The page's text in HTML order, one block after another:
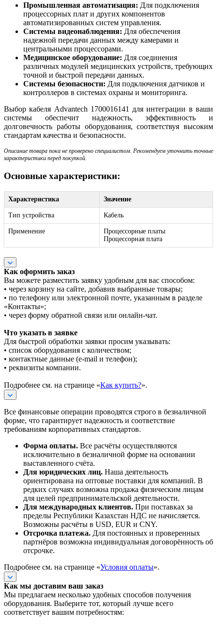
Промышленная автоматизация: Для подключения
процессорных плат и других компонентов
автоматизированных систем управления.
Системы видеонаблюдения: Для обеспечения
надежной передачи данных между камерами и
центральными процессорами.
Медицинское оборудование: Для соединения
различных модулей медицинских устройств, требующих
точной и быстрой передачи данных.
Системы безопасности: Для подключения датчиков и
контроллеров в системах охраны и мониторинга.
Выбор кабеля Advantech 1700016141 для интеграции в ваши
системы обеспечит надежность, эффективность и
долговечность работы оборудования, соответствуя высоким
стандартам качества и безопасности.
Описание товара пока не проверено специалистом. Рекомендуем уточнить точные
характеристики перед покупкой.
Основные характеристики:
Характеристика Значение
Тип устройства Кабель
Применение
Процессорные платы
Процессорная плата
Как оформить заказ
Вы можете разместить заявку удобным для вас способом:
• через корзину на сайте, добавив выбранные товары;
• по телефону или электронной почте, указанным в разделе
«Контакты»;
• через форму обратной связи или онлайн-чат.
Что указать в заявке
Для быстрой обработки заявки просим указывать:
• список оборудования с количеством;
• контактные данные (e-mail и телефон);
• реквизиты компании.
Подробнее см. на странице «Как купить?».
Все финансовые операции проводятся строго в безналичной
форме, что гарантирует надежность и соответствие
требованиям корпоративных стандартов.
Форма оплаты. Все расчёты осуществляются
исключительно в безналичной форме на основании
выставленного счёта.
Для юридических лиц. Наша деятельность
ориентирована на оптовые поставки для компаний. В
редких случаях возможна продажа физическим лицам
для целей предпринимательской деятельности.
Для международных клиентов. При поставках за
пределы Республики Казахстан НДС не начисляется.
Возможны расчёты в USD, EUR и CNY.
Отсрочка платежа. Для постоянных и проверенных
партнёров возможна индивидуальная договорённость об
отсрочке.
Подробнее см. на странице «Условия оплаты».
Как мы доставим ваш заказ
Мы предлагаем несколько удобных способов получения
оборудования. Выберите тот, который лучше всего
соответствует вашим потребностям: